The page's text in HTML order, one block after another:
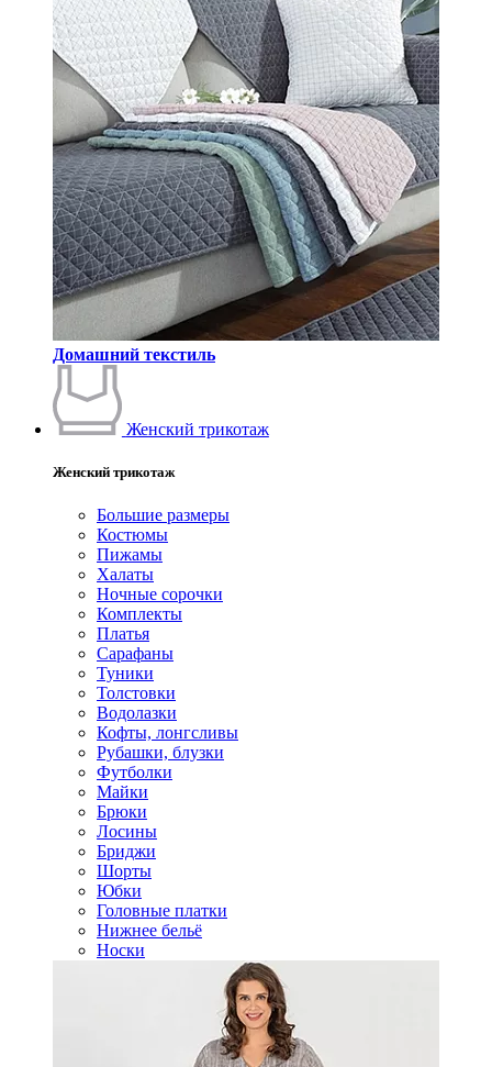
Домашний текстиль
Женский трикотаж
Женский трикотаж
Большие размеры
Костюмы
Пижамы
Халаты
Ночные сорочки
Комплекты
Платья
Сарафаны
Туники
Толстовки
Водолазки
Кофты, лонгсливы
Рубашки, блузки
Футболки
Майки
Брюки
Лосины
Бриджи
Шорты
Юбки
Головные платки
Нижнее бельё
Носки